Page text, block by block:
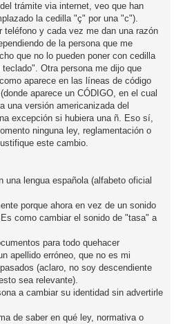
trámite via internet, veo que han
la cedilla "ç" por una "c").
teléfono y cada vez me dan una razón
de la persona que me
que no lo pueden poner con cedilla
Otra persona me dijo que
aparece en las líneas de código
aparece un CÓDIGO, en el cual
una versión americanizada del
excepción si hubiera una ñ. Eso sí,
ninguna ley, reglamentación o
este cambio.
una lengua española (alfabeto oficial
porque ahora en vez de un sonido
como cambiar el sonido de "tasa" a
para todo quehacer
apellido erróneo, que no es mi
(aclaro, no soy descendiente
sea relevante).
a cambiar su identidad sin advertirle
de saber en qué ley, normativa o